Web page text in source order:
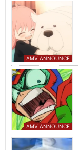
AMV ANNOUNCE
AMV ANNOUNCE